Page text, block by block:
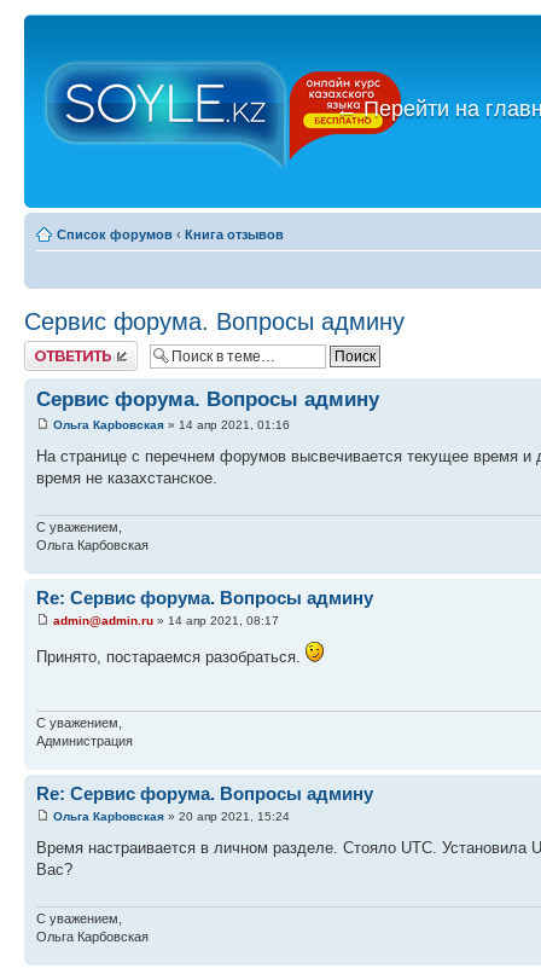
←Перейти на
Список форумов ‹ Книга отзывов
Сервис форума. Вопросы админу
Ответить
Сервис форума. Вопросы админу
Ольга Карbовская » 14 апр 2021, 01:16
На странице с перечнем форумов высвечивается текущее время
время не казахстанское.
С уважением,
Ольга Карбовская
Re: Сервис форума. Вопросы админу
admin@admin.ru » 14 апр 2021, 08:17
Принято, постараемся разобраться.
С уважением,
Администрация
Re: Сервис форума. Вопросы админу
Ольга Карbовская » 20 апр 2021, 15:24
Время настраивается в личном разделе. Стояло UTC.
Вас?
С уважением,
Ольга Карбовская